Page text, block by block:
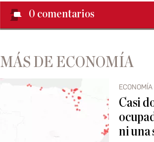
0 comentarios
MÁS DE ECONOMÍA
ECONOMÍA
Casi
ni una